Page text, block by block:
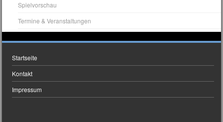
Spielvorschau
Termine & Veranstaltungen
Startseite
Kontakt
Impressum